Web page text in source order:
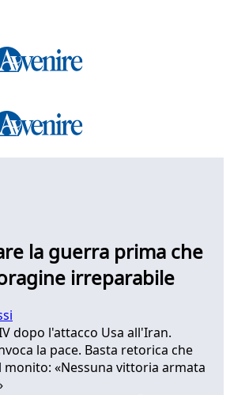
la guerra prima che
irreparabile
dopo l'attacco Usa all'Iran.
la pace. Basta retorica che
«Nessuna vittoria armata